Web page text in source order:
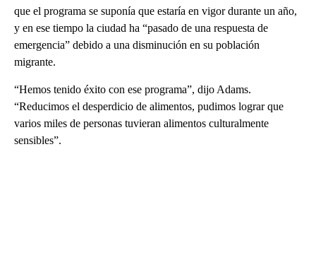
que el programa se suponía que estaría en vigor durante un año,
y en ese tiempo la ciudad ha “pasado de una respuesta de
emergencia” debido a una disminución en su población
migrante.
“Hemos tenido éxito con ese programa”, dijo Adams.
“Reducimos el desperdicio de alimentos, pudimos lograr que
varios miles de personas tuvieran alimentos culturalmente
sensibles”.